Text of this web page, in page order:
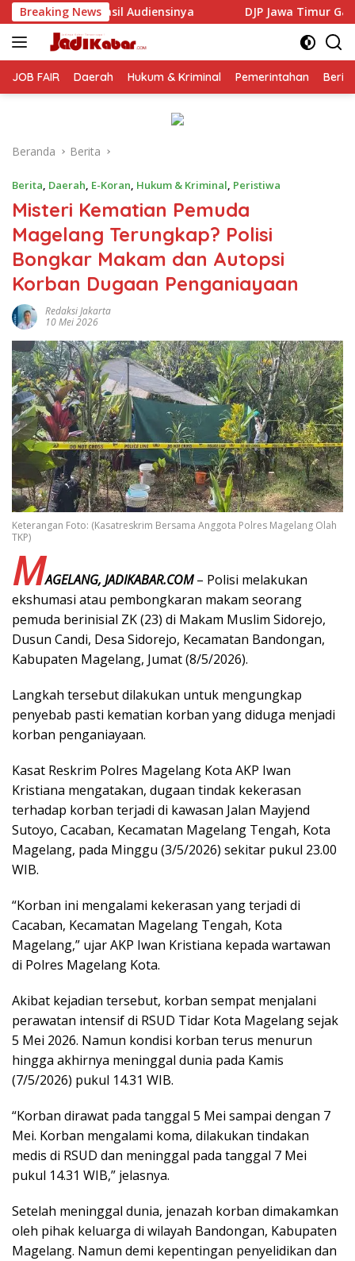
Langsung
ke
konten
Breaking NewsDJP Jawa Timur Gandeng GP Ansor
JOB FAIR Daerah Hukum & Kriminal Pemerintahan
Beranda Berita
Berita, Daerah, E-Koran, Hukum & Kriminal, Peristiwa
Misteri Kematian Pemuda
Magelang Terungkap? Polisi
Bongkar Makam dan Autopsi
Korban Dugaan Penganiayaan
Redaksi Jakarta
10 Mei 2026
Keterangan Foto: (Kasatreskrim Bersama Anggota Polres Magelang Olah
TKP)
MAGELANG, JADIKABAR.COM– Polisi melakukan
ekshumasi atau pembongkaran makam seorang
pemuda berinisial ZK (23) di Makam Muslim Sidorejo,
Dusun Candi, Desa Sidorejo, Kecamatan Bandongan,
Kabupaten Magelang, Jumat (8/5/2026).
Langkah tersebut dilakukan untuk mengungkap
penyebab pasti kematian korban yang diduga menjadi
korban penganiayaan.
Kasat Reskrim Polres Magelang Kota AKP Iwan
Kristiana mengatakan, dugaan tindak kekerasan
terhadap korban terjadi di kawasan Jalan Mayjend
Sutoyo, Cacaban, Kecamatan Magelang Tengah, Kota
Magelang, pada Minggu (3/5/2026) sekitar pukul 23.00
WIB.
“Korban ini mengalami kekerasan yang terjadi di
Cacaban, Kecamatan Magelang Tengah, Kota
Magelang,” ujar AKP Iwan Kristiana kepada wartawan
di Polres Magelang Kota.
Akibat kejadian tersebut, korban sempat menjalani
perawatan intensif di RSUD Tidar Kota Magelang sejak
5 Mei 2026. Namun kondisi korban terus menurun
hingga akhirnya meninggal dunia pada Kamis
(7/5/2026) pukul 14.31 WIB.
“Korban dirawat pada tanggal 5 Mei sampai dengan 7
Mei. Korban mengalami koma, dilakukan tindakan
medis di RSUD dan meninggal pada tanggal 7 Mei
pukul 14.31 WIB,” jelasnya.
Setelah meninggal dunia, jenazah korban dimakamkan
oleh pihak keluarga di wilayah Bandongan, Kabupaten
Magelang. Namun demi kepentingan penyelidikan dan